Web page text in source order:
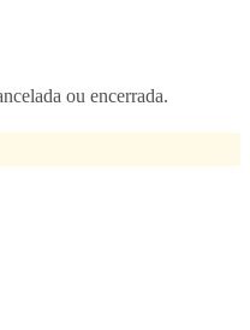
ou encerrada.